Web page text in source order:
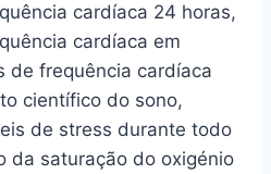
cardíaca 24 horas,
cardíaca em
de frequência cardíaca
científico do sono,
de stress durante todo
da saturação do oxigénio